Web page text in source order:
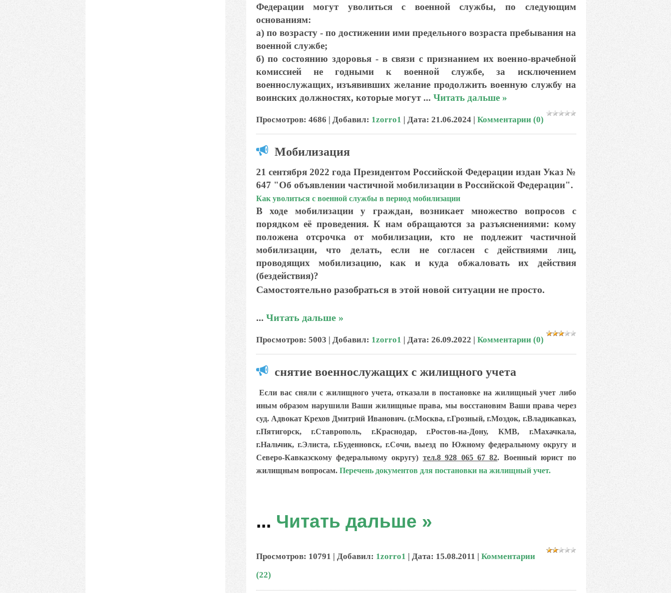
Федерации могут уволиться с военной службы, по следующим
основаниям:
а) по возрасту - по достижении ими предельного возраста пребывания на
военной службе;
б) по состоянию здоровья - в связи с признанием их военно-врачебной
комиссией не годными к военной службе, за исключением
военнослужащих, изъявивших желание продолжить военную службу на
воинских должностях, которые могут ... Читать дальше »
Просмотров: 4686 | Добавил: 1zorro1 | Дата: 21.06.2024| Комментарии (0)
Мобилизация
21 сентября 2022 года Президентом Российской Федерации издан Указ №
647 "Об объявлении частичной мобилизации в Российской Федерации".
Как уволиться с военной службы в период мобилизации
В ходе мобилизации у граждан, возникает множество вопросов с
порядком её проведения. К нам обращаются за разъяснениями: кому
положена отсрочка от мобилизации, кто не подлежит частичной
мобилизации, что делать, если не согласен с действиями лиц,
проводящих мобилизацию, как и куда обжаловать их действия
(бездействия)?
Самостоятельно разобраться в этой новой ситуации не просто.
... Читать дальше »
Просмотров: 5003 | Добавил: 1zorro1 | Дата: 26.09.2022 | Комментарии (0)
снятие военнослужащих с жилищного учета
Если вас сняли с жилищного учета, отказали в постановке на жилищный учет либо
иным образом нарушили Ваши жилищные права, мы восстановим Ваши права через
суд. Адвокат Крехов Дмитрий Иванович.(г.Москва, г.Грозный, г.Моздок, г.Владикавказ,
г.Пятигорск, г.Ставрополь, г.Краснодар, г.Ростов-на-Дону, КМВ, г.Махачкала,
г.Нальчик, г.Элиста, г.Буденновск, г.Сочи, выезд по Южному федеральному округу и
Северо-Кавказскому федеральному округу) тел.8 928 065 67 82. Военный юрист по
жилищным вопросам. Перечень документов для постановки на жилищный учет.
... Читать дальше »
Просмотров: 10791 | Добавил: 1zorro1 | Дата: 15.08.2011 | Комментарии
(22)